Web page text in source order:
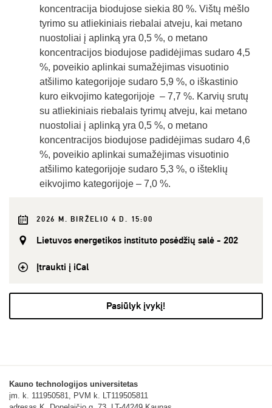
koncentracija biodujose siekia 80 %. Vištų mėšlo
tyrimo su atliekiniais riebalai atveju, kai metano
nuostoliai į aplinką yra 0,5 %, o metano
koncentracijos biodujose padidėjimas sudaro 4,5
%, poveikio aplinkai sumažėjimas visuotinio
atšilimo kategorijoje sudaro 5,9 %, o iškastinio
kuro eikvojimo kategorijoje – 7,7 %. Karvių srutų
su atliekiniais riebalais tyrimų atveju, kai metano
nuostoliai į aplinką yra 0,5 %, o metano
koncentracijos biodujose padidėjimas sudaro 4,6
%, poveikio aplinkai sumažėjimas visuotinio
atšilimo kategorijoje sudaro 5,3 %, o išteklių
eikvojimo kategorijoje – 7,0 %.
2026 M. BIRŽELIO 4 D. 15:00
Lietuvos energetikos instituto posėdžių salė - 202
Įtraukti į iCal
Pasiūlyk įvykį!
Kauno technologijos universitetas
įm. k. 111950581, PVM k. LT119505811